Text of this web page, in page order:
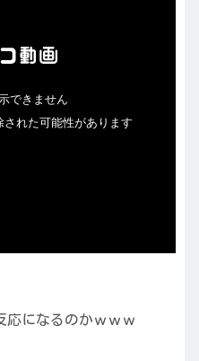
応になるのかｗｗｗ